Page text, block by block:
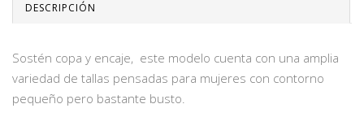
DESCRIPCIÓN
Sostén copa y encaje, este modelo cuenta con una amplia
variedad de tallas pensadas para mujeres con contorno
pequeño pero bastante busto.